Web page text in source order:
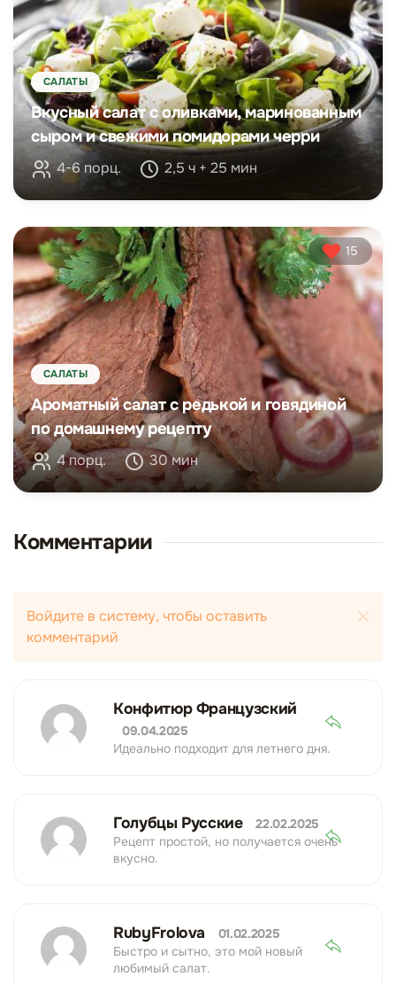
САЛАТЫ
Вкусный салат с оливками, маринованным
сыром и свежими помидорами черри
4-6 порц. 2,5 ч + 25 мин
15
САЛАТЫ
Ароматный салат с редькой и говядиной
по домашнему рецепту
4 порц. 30 мин
Комментарии
Войдите в систему, чтобы оставить
комментарий
Конфитюр Французский
09.04.2025
Идеально подходит для летнего дня.
Голубцы Русские
22.02.2025
Рецепт простой, но получается очень
вкусно.
RubyFrolova
01.02.2025
Быстро и сытно, это мой новый
любимый салат.